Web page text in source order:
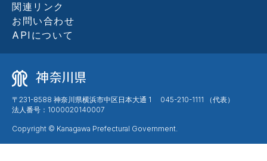
関連リンク
お問い合わせ
APIについて
〒231-8588 神奈川県横浜市中区日本大通 1 045-210-1111 （代表）
法人番号：1000020140007
Copyright © Kanagawa Prefectural Government.